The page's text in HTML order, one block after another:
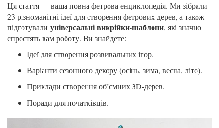
Ця стаття — ваша повна фетрова енциклопедія. Ми зібрали
23 різноманітні ідеї для створення фетрових дерев, а також
підготували універсальні викрійки-шаблони, які значно
спростять вам роботу. Ви знайдете:
Ідеї для створення розвивальних ігор.
Варіанти сезонного декору (осінь, зима, весна, літо).
Приклади створення об’ємних 3D-дерев.
Поради для початківців.